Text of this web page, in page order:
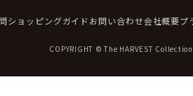
ショッピングガイドお問い合わせ会社概要プ
COPYRIGHT © The HARVEST